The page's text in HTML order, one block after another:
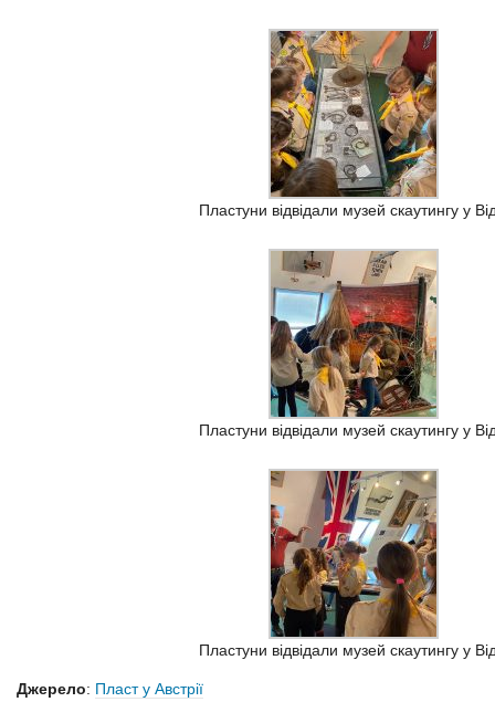
Пластуни відвідали музей скаутингу у
Пластуни відвідали музей скаутингу у
Пластуни відвідали музей скаутингу у
Джерело: Пласт у Австрії